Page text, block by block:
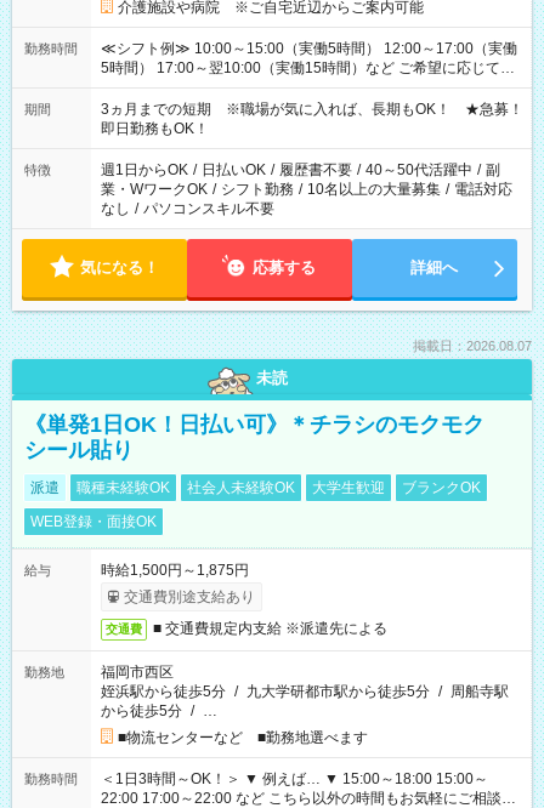
介護施設や病院 ※ご自宅近辺からご案内可能
勤務時間
≪シフト例≫ 10:00～15:00（実働5時間） 12:00～17:00（実働
5時間） 17:00～翌10:00（実働15時間）など ご希望に応じて、
働く時間は調整できます！ お気軽に担当へ相談ください！
期間
3ヵ月までの短期 ※職場が気に入れば、長期もOK！ ★急募！
即日勤務もOK！
特徴 週1日からOK / 日払いOK / 履歴書不要 / 40～50代活躍中 / 副
業・WワークOK / シフト勤務 / 10名以上の大量募集 / 電話対応
なし / パソコンスキル不要
気になる！ 応募する 詳細へ
掲載日：2026.08.07
未読
《単発1日OK！日払い可》＊チラシのモクモク
シール貼り
派遣 職種未経験OK 社会人未経験OK 大学生歓迎
ブランクOK
WEB登録・面接OK
給与
時給1,500円～1,875円
交通費別途支給あり
交通費 ■ 交通費規定内支給 ※派遣先による
勤務地
福岡市西区
姪浜駅から徒歩5分 / 九大学研都市駅から徒歩5分 / 周船寺駅
から徒歩5分 / …
■物流センターなど ■勤務地選べます
勤務時間
＜1日3時間～OK！＞ ▼ 例えば… ▼ 15:00～18:00 15:00～
22:00 17:00～22:00 など こちら以外の時間もお気軽にご相談く